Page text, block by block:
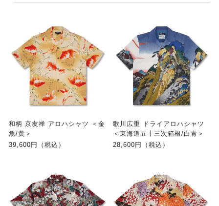
和柄 京友禅 アロハシャツ ＜金
魚/黄＞
39,600円（税込）
歌川広重 ドライアロハシャツ
＜東海道五十三次箱根/白青＞
28,600円（税込）